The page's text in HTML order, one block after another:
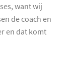
want wij
de coach en
en dat komt